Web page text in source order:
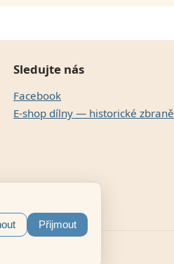
Sledujte nás
Facebook
E-shop dílny — historické zbraně
Přijmout